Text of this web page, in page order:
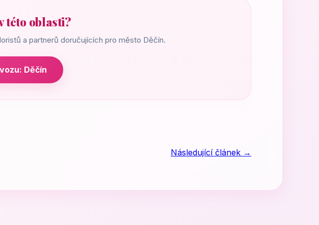
této oblasti?
a partnerů doručujících pro město Děčín.
Děčín
Následující článek →